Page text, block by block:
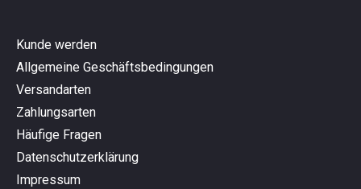
Kunde werden
Allgemeine Geschäftsbedingungen
Versandarten
Zahlungsarten
Häufige Fragen
Datenschutzerklärung
Impressum